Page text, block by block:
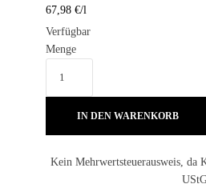
67,98 €/l
Verfügbar
Menge
IN DEN WARENKORB
Kein Mehrwertsteuerausweis, da